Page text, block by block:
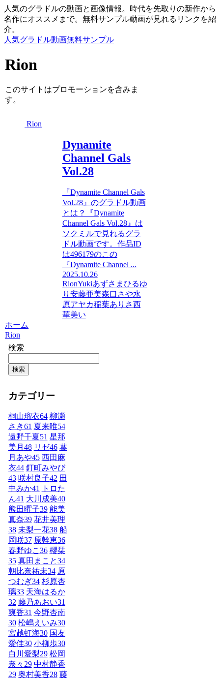
人気のグラドルの動画と画像情報。時代を先取りの新作から
名作にオススメまで。無料サンプル動画が見れるリンクを紹
介。
人気グラドル動画無料サンプル
Rion
このサイトはプロモーションを含みま
す。
Rion
Dynamite
Channel Gals
Vol.28
『Dynamite Channel Gals
Vol.28』のグラドル動画
とは？『Dynamite
Channel Gals Vol.28』は
ソクミルで見れるグラ
ドル動画です。作品ID
は496179のこの
『Dynamite Channel ...
2025.10.26
RionYukiあずさ まひるゆ
り 安藤亜美森口さや水
原アヤカ稲葉ありさ 西
華美い
ホーム
Rion
検索
検索
カテゴリー
桐山瑠衣64 柳瀬
さき61 夏来唯54
遠野千夏 51 星那
美月 48 リゼ46 葉
月あや45 西田麻
衣44 釘町みやび
43 咲村良子42 田
中みか41
トロた
ん41 大川成美40
熊田曜子39 能美
真奈39 花井美理
38 未梨一花38 船
岡咲37 原幹恵36
春野ゆこ36 櫻栞
35 真田まこと34
朝比奈祐未34 原
つむぎ34 杉原杏
璃33 天海はるか
32 藤乃あおい31
爽香31 今野杏南
30 松嶋えいみ30
宮越虹海30 国友
愛佳30 小柳歩30
白川愛梨29 松岡
奈々29 中村静香
29 奥村美香28 藤